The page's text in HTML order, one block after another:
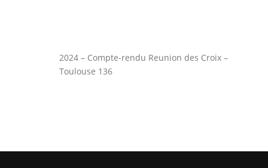
2024 – Compte-rendu Reunion des Croix –
Toulouse 136